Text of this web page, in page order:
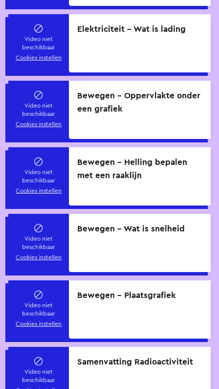
Video niet
beschikbaar
Cookies instellen
Elektriciteit - Wat is lading
Video niet
beschikbaar
Cookies instellen
Bewegen - Oppervlakte onder
een grafiek
Video niet
beschikbaar
Cookies instellen
Bewegen - Helling bepalen
met een raaklijn
Video niet
beschikbaar
Cookies instellen
Bewegen - Wat is snelheid
Video niet
beschikbaar
Cookies instellen
Bewegen - Plaatsgrafiek
Video niet
beschikbaar
Samenvatting Radioactiviteit